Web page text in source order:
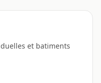
et batiments